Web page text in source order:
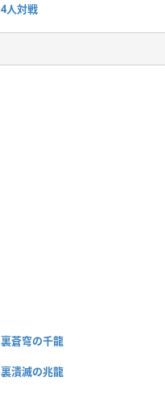
4人対戦
裏蒼穹の千龍
裏潰滅の兆龍